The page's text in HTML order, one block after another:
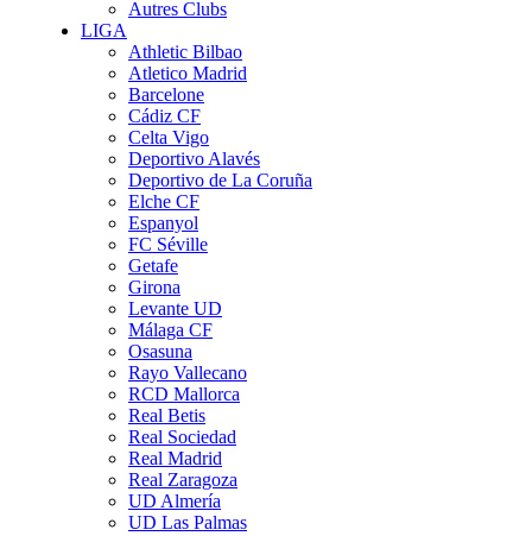
Autres Clubs
LIGA
Athletic Bilbao
Atletico Madrid
Barcelone
Cádiz CF
Celta Vigo
Deportivo Alavés
Deportivo de La Coruña
Elche CF
Espanyol
FC Séville
Getafe
Girona
Levante UD
Málaga CF
Osasuna
Rayo Vallecano
RCD Mallorca
Real Betis
Real Sociedad
Real Madrid
Real Zaragoza
UD Almería
UD Las Palmas